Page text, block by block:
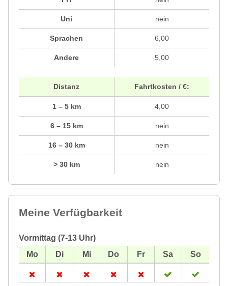
Uni
Sprachen
Andere
nein
6,00
5,00
Distanz
1 – 5 km
6 – 15 km
16 – 30 km
> 30 km
Fahrtkosten / €:
4,00
nein
nein
nein
Meine Verfügbarkeit
Vormittag (7-13 Uhr)